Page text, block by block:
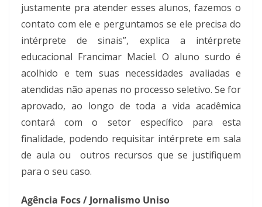
justamente pra atender esses alunos, fazemos o
contato com ele e perguntamos se ele precisa do
intérprete de sinais”, explica a intérprete
educacional Francimar Maciel. O aluno surdo é
acolhido e tem suas necessidades avaliadas e
atendidas não apenas no processo seletivo. Se for
aprovado, ao longo de toda a vida acadêmica
contará com o setor específico para esta
finalidade, podendo requisitar intérprete em sala
de aula ou
outros recursos que se justifiquem
para o seu caso.
Agência Focs / Jornalismo Uniso